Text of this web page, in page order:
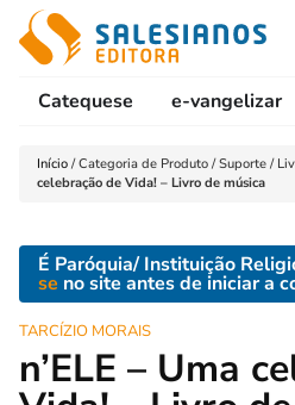
Catequese e-vangelizar
Início /Categoria de Produto /Suporte /
celebração de Vida! – Livro de música
É Paróquia/ Instituição
se no site antes de iniciar a
TARCÍZIO MORAIS
n’ELE – Uma